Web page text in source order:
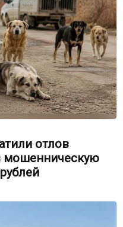
отлов
мошенническую